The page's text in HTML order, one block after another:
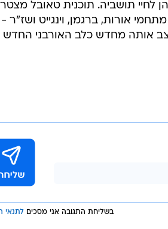
לחיי תושביה. תוכנית טאובל
אורות, ברגמן, וינגייט ושז"ר -
אותה מחדש כלב האורבני
בשליחת התגובה אני מסכים לתנאי